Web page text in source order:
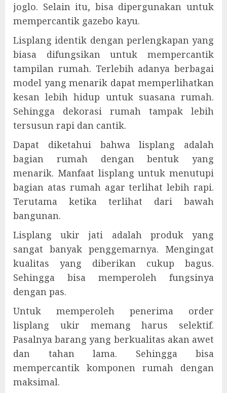
joglo. Selain itu, bisa dipergunakan untuk
mempercantik gazebo kayu.
Lisplang identik dengan perlengkapan yang
biasa difungsikan untuk mempercantik
tampilan rumah. Terlebih adanya berbagai
model yang menarik dapat memperlihatkan
kesan lebih hidup untuk suasana rumah.
Sehingga dekorasi rumah tampak lebih
tersusun rapi dan cantik.
Dapat diketahui bahwa lisplang adalah
bagian rumah dengan bentuk yang
menarik. Manfaat lisplang untuk menutupi
bagian atas rumah agar terlihat lebih rapi.
Terutama ketika terlihat dari bawah
bangunan.
Lisplang ukir jati adalah produk yang
sangat banyak penggemarnya. Mengingat
kualitas yang diberikan cukup bagus.
Sehingga bisa memperoleh fungsinya
dengan pas.
Untuk memperoleh penerima order
lisplang ukir memang harus selektif.
Pasalnya barang yang berkualitas akan awet
dan tahan lama. Sehingga bisa
mempercantik komponen rumah dengan
maksimal.